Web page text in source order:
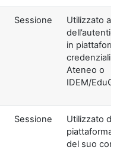
Sessione
Utilizzato ai
in
credenziali di
Ateneo o
IDEM/
Sessione
Utilizzato
piattaforma
del suo